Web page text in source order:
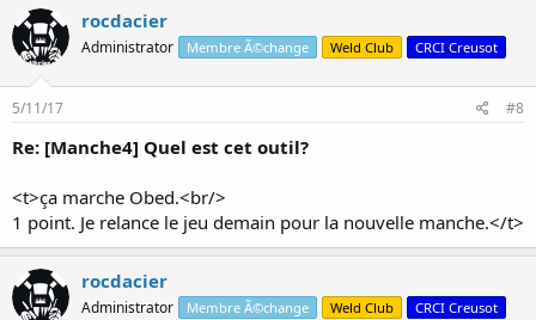
rocdacier
Administrator Membre Ã©change Weld Club CRCI Creusot
5/11/17 #8
Re: [Manche4] Quel est cet outil?
<t>ça marche Obed.<br/>
1 point. Je relance le jeu demain pour la nouvelle manche.</t>
rocdacier
Administrator Membre Ã©change Weld Club CRCI Creusot